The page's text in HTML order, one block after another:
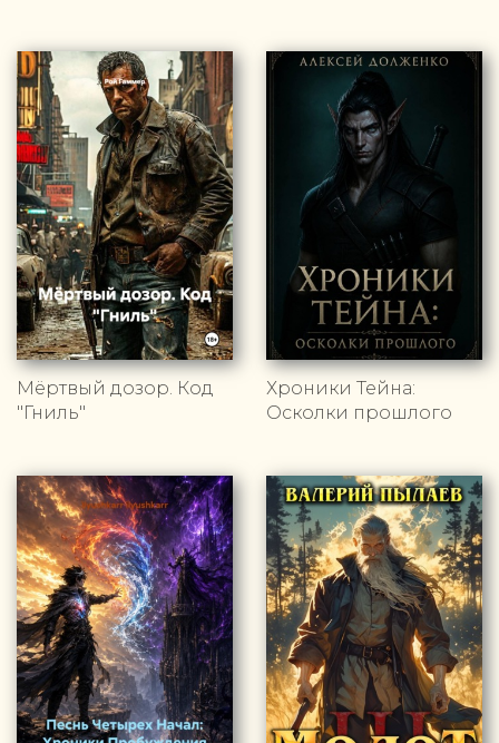
Мёртвый дозор. Код
"Гниль"
Хроники Тейна:
Осколки прошлого